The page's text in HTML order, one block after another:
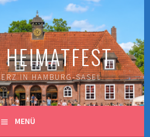
IN HAMBURG-SASEL
MENÜ